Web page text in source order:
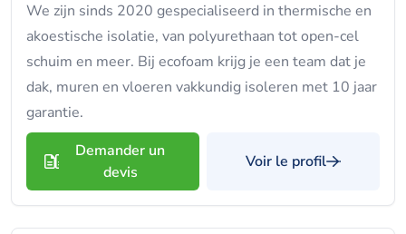
We zijn sinds 2020 gespecialiseerd in thermische en
akoestische isolatie, van polyurethaan tot open-cel
schuim en meer. Bij ecofoam krijg je een team dat je
dak, muren en vloeren vakkundig isoleren met 10 jaar
garantie.
Demander un
devis
Voir le profil